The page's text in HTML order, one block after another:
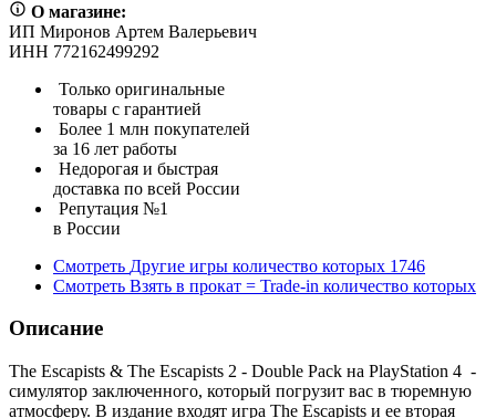
О магазине:
ИП Миронов Артем Валерьевич
ИНН 772162499292
Только оригинальные
товары с гарантией
Более 1 млн покупателей
за 16 лет работы
Недорогая и быстрая
доставка по всей России
Репутация №1
в России
Смотреть Другие игры количество которых 1746
Смотреть Взять в прокат = Trade-in количество которых
Описание
The Escapists & The Escapists 2 - Double Pack на PlayStation 4 -
симулятор заключенного, который погрузит вас в тюремную
атмосферу. В издание входят игра The Escapists и ее вторая